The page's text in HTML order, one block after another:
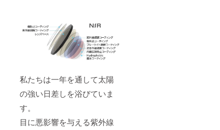
私たちは一年を通して太陽
の強い日差しを浴びていま
す。
目に悪影響を与える紫外線